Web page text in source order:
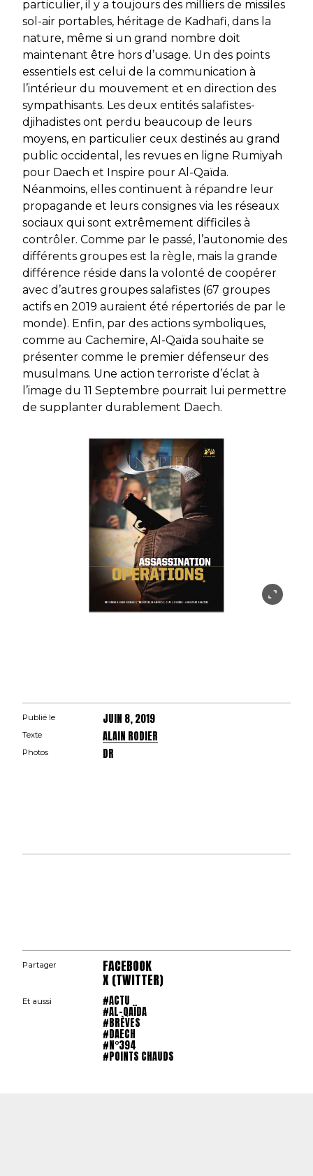
particulier, il y a toujours des milliers de missiles
sol-air portables, héritage de Kadhafi, dans la
nature, même si un grand nombre doit
maintenant être hors d’usage. Un des points
essentiels est celui de la communication à
l’intérieur du mouvement et en direction des
sympathisants. Les deux entités salafistes-
djihadistes ont perdu beaucoup de leurs
moyens, en particulier ceux destinés au grand
public occidental, les revues en ligne Rumiyah
pour Daech et Inspire pour Al-Qaïda.
Néanmoins, elles continuent à répandre leur
propagande et leurs consignes via les réseaux
sociaux qui sont extrêmement difficiles à
contrôler. Comme par le passé, l’autonomie des
différents groupes est la règle, mais la grande
différence réside dans la volonté de coopérer
avec d’autres groupes salafistes (67 groupes
actifs en 2019 auraient été répertoriés de par le
monde). Enfin, par des actions symboliques,
comme au Cachemire, Al-Qaïda souhaite se
présenter comme le premier défenseur des
musulmans. Une action terroriste d’éclat à
l’image du 11 Septembre pourrait lui permettre
de supplanter durablement Daech.
Publié le JUIN 8, 2019
Texte ALAIN RODIER
Photos DR
Partager FACEBOOK
X (TWITTER)
Et aussi #ACTU
#AL-QAÏDA
#BRÈVES
#DAECH
#N°394
#POINTS CHAUDS